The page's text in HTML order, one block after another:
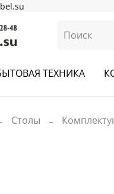
ТЕХНИКА
Столы